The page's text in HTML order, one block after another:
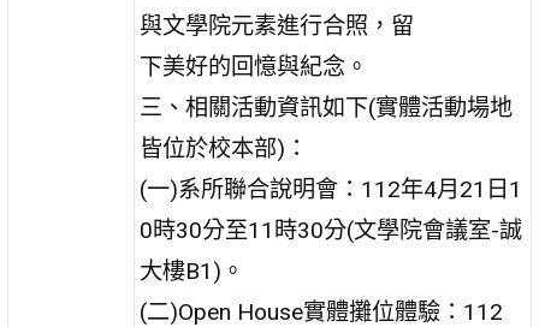
與文學院元素進行合照，留
下美好的回憶與紀念。
三、相關活動資訊如下(實體活動場地
皆位於校本部)：
(一)系所聯合說明會：112年4月21日1
0時30分至11時30分(文學院會議室-誠
大樓B1)。
(二)Open House實體攤位體驗：112